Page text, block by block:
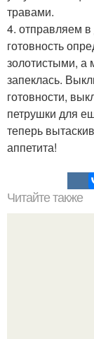
травами.
4. отправляем в
готовность
золотистыми, а
запеклась.
готовности,
петрушки для
теперь
аппетита!
Читайте также